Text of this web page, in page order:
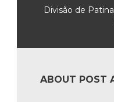
Divisão de
ABOUT POST